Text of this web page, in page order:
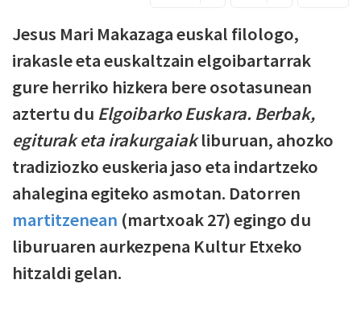
Jesus Mari Makazaga euskal filologo,
irakasle eta euskaltzain elgoibartarrak
gure herriko hizkera bere osotasunean
aztertu du Elgoibarko Euskara. Berbak,
egiturak eta irakurgaiakliburuan, ahozko
tradiziozko euskeria jaso eta indartzeko
ahalegina egiteko asmotan. Datorren
martitzenean (martxoak 27) egingo du
liburuaren aurkezpena Kultur Etxeko
hitzaldi gelan.